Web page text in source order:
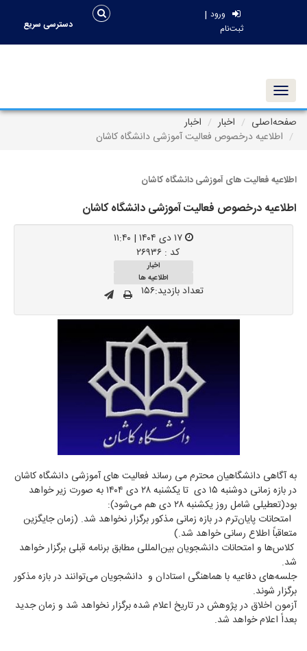
ورود |
ثبت‌نام دسترسی سریع
Toggle navigation
صفحه‌اصلی
اخبار
اخبار
اطلاعیه درخصوص فعالیت آموزشی دانشگاه کاشان
اطلاعیه فعالیت های آموزشی دانشگاه کاشان
اطلاعیه درخصوص فعالیت آموزشی دانشگاه کاشان
کد : ۲۶۹۳۶
اخبار
اطلاعیه ها
تعداد بازدید:۱۵۶
به آگاهی دانشگاهیان محترم می رساند فعالیت‌ های آموزشی دانشگاه کاشان
در بازه زمانی دوشنبه ۱۵ دی تا یکشنبه ۲۸ دی ۱۴۰۴ به صورت زیر خواهد
بود(تعطیلی شامل روز یکشنبه ۲۸ دی هم می‌شود):
امتحانات پایان‌ترم در بازه زمانی مذکور برگزار نخواهد شد. (زمان جایگزین
متعاقباً اطلاع رسانی خواهد شد.)
کلاس‌ها و امتحانات دانشجویان بین‌المللی مطابق برنامه قبلی برگزار خواهد
شد.
جلسه‌های دفاعیه با هماهنگی استادان و دانشجویان می‌توانند در بازه مذکور
برگزار شوند.
آزمون اخلاق در پژوهش در تاریخ اعلام شده برگزار نخواهد شد و زمان جدید
بعداً اعلام خواهد شد.